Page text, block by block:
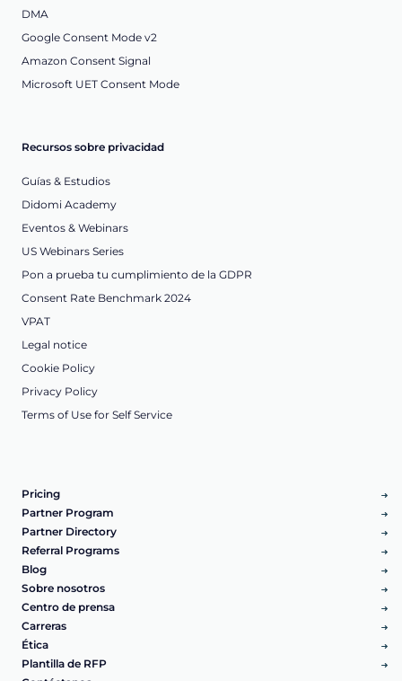
DMA
Google Consent Mode v2
Amazon Consent Signal
Microsoft UET Consent Mode
Recursos sobre privacidad
Guías & Estudios
Didomi Academy
Eventos & Webinars
US Webinars Series
Pon a prueba tu cumplimiento de la GDPR
Consent Rate Benchmark 2024
VPAT
Legal notice
Cookie Policy
Privacy Policy
Terms of Use for Self Service
Pricing
Partner Program
Partner Directory
Referral Programs
Blog
Sobre nosotros
Centro de prensa
Carreras
Ética
Plantilla de RFP